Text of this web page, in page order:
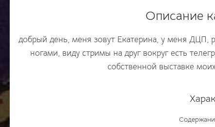
Описание
добрый день, меня зовут Екатерина, у меня ДЦП,
ногами, виду стримы на друг вокруг есть
собственной выставке